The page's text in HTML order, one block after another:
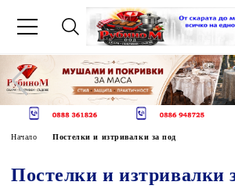
Начало Постелки и изтривалки за под
Постелки и изтривалки